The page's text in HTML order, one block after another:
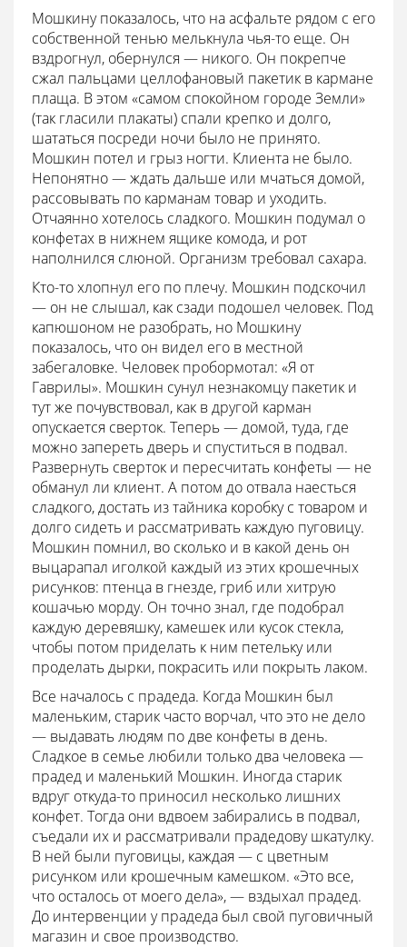
Мошкину показалось, что на асфальте рядом с его
собственной тенью мелькнула чья-то еще. Он
вздрогнул, обернулся — никого. Он покрепче
сжал пальцами целлофановый пакетик в кармане
плаща. В этом «самом спокойном городе Земли»
(так гласили плакаты) спали крепко и долго,
шататься посреди ночи было не принято.
Мошкин потел и грыз ногти. Клиента не было.
Непонятно — ждать дальше или мчаться домой,
рассовывать по карманам товар и уходить.
Отчаянно хотелось сладкого. Мошкин подумал о
конфетах в нижнем ящике комода, и рот
наполнился слюной. Организм требовал сахара.
Кто-то хлопнул его по плечу. Мошкин подскочил
— он не слышал, как сзади подошел человек. Под
капюшоном не разобрать, но Мошкину
показалось, что он видел его в местной
забегаловке. Человек пробормотал: «Я от
Гаврилы». Мошкин сунул незнакомцу пакетик и
тут же почувствовал, как в другой карман
опускается сверток. Теперь — домой, туда, где
можно запереть дверь и спуститься в подвал.
Развернуть сверток и пересчитать конфеты — не
обманул ли клиент. А потом до отвала наесться
сладкого, достать из тайника коробку с товаром и
долго сидеть и рассматривать каждую пуговицу.
Мошкин помнил, во сколько и в какой день он
выцарапал иголкой каждый из этих крошечных
рисунков: птенца в гнезде, гриб или хитрую
кошачью морду. Он точно знал, где подобрал
каждую деревяшку, камешек или кусок стекла,
чтобы потом приделать к ним петельку или
проделать дырки, покрасить или покрыть лаком.
Все началось с прадеда. Когда Мошкин был
маленьким, старик часто ворчал, что это не дело
— выдавать людям по две конфеты в день.
Сладкое в семье любили только два человека —
прадед и маленький Мошкин. Иногда старик
вдруг откуда-то приносил несколько лишних
конфет. Тогда они вдвоем забирались в подвал,
съедали их и рассматривали прадедову шкатулку.
В ней были пуговицы, каждая — с цветным
рисунком или крошечным камешком. «Это все,
что осталось от моего дела», — вздыхал прадед.
До интервенции у прадеда был свой пуговичный
магазин и свое производство.